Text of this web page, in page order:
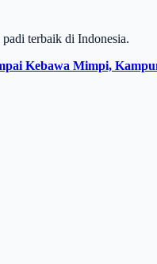
terbaik di Indonesia.
Kebawa Mimpi,